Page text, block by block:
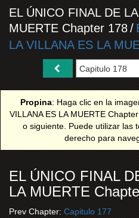
EL ÚNICO FINAL DE
MUERTE Chapter 178/
LA VILLANA ES LA
Propina: Haga clic en la
VILLANA ES LA MUERTE
o siguiente. Puede utilizar las
derecho para
EL ÚNICO FINAL
LA MUERTE
Prev Chapter: Capitulo 177